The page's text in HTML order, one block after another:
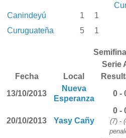
Canindeyú 1
1
Curuguateña
5 1
Serie
Fecha
Local
13/10/2013
Nueva
Esperanza
0 -
20/10/2013 Yasy Cañy
0 -
(7) -